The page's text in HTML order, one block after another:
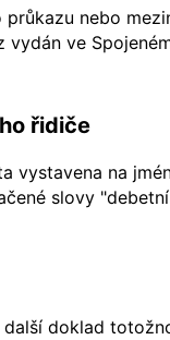
nebo
ve
řidiče
na
slovy
doklad